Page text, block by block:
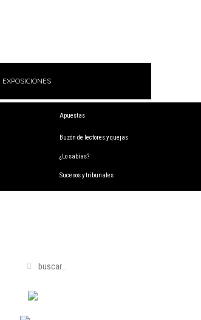
EXPOSICIONES
Apuestas
Buzón de lectores y quejas
¿Lo sabías?
Sucesos y tribunales